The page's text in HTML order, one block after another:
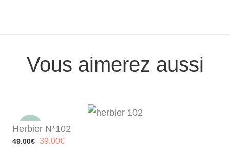
Vous aimerez aussi
Herbier N*102
49.00€ Le
39.00€Le